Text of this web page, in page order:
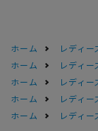
ホーム レディ
ホーム
レディ
ホーム
レディ
ホーム
レディ
ホーム
レディ